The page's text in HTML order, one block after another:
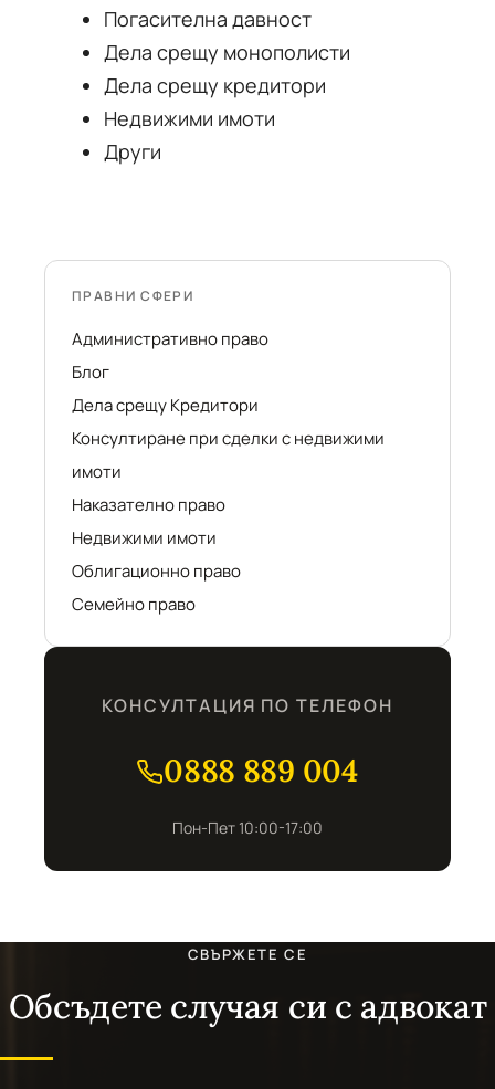
ПРАВНИ СФЕРИ
Административно право
Блог
Дела срещу Кредитори
Консултиране при сделки с недвижими
имоти
Наказателно право
Недвижими имоти
Облигационно право
Семейно право
КОНСУЛТАЦИЯ ПО ТЕЛЕФОН
0888 889 004
Пон-Пет 10:00-17:00
Погасителна давност
Дела срещу монополисти
Дела срещу кредитори
Недвижими имоти
Други
СВЪРЖЕТЕ СЕ
Обсъдете случая си с адвокат